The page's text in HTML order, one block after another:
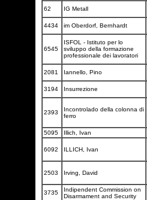
62 IG Metall
4434 im Oberdorf, Bernhardt
6545
ISFOL - Istituto per lo
sviluppo della formazione
professionale dei lavoratori
2081 Iannello, Pino
3194 Insurrezione
2393
Incontrolado della colonna di
ferro
5095 Illich, Ivan
6092 ILLICH, Ivan
2503 Irving, David
3735
Indipendent Commission on
Disarmament and Security